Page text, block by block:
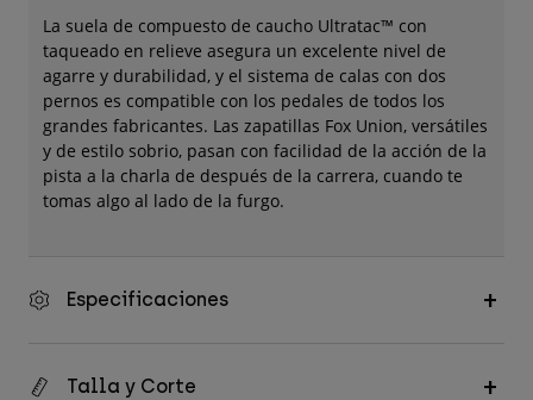
La suela de compuesto de caucho Ultratac™ con
taqueado en relieve asegura un excelente nivel de
agarre y durabilidad, y el sistema de calas con dos
pernos es compatible con los pedales de todos los
grandes fabricantes. Las zapatillas Fox Union, versátiles
y de estilo sobrio, pasan con facilidad de la acción de la
pista a la charla de después de la carrera, cuando te
tomas algo al lado de la furgo.
Especificaciones
Talla y Corte